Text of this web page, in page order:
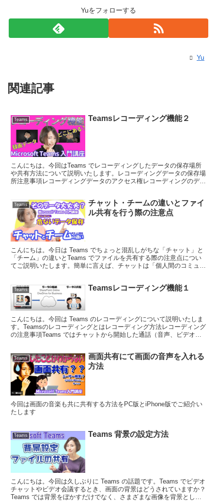
Yuをフォローする
Yu
関連記事
Teams Teamsレコーディング機能２
こんにちは。今回はTeams でレコーディングしたデータの保存場所
や共有方法について説明いたします。レコーディングデータの保存場
所注意事項レコーディングデータのアクセス権レコーディングのデー
Teams
チャット・チームの違いとファイ
ル共有を行う際の注意点
こんにちは。今日は Teams でちょっと混乱しがちな「チャット」と
「チーム」の違いとTeams でファイルを共有する際の注意点につい
てご説明いたします。簡単に言えば、チャットは「個人間のコミュニ
Teams Teamsレコーディング機能１
こんにちは。今回は Teams のレコーディングについて説明いたしま
す。Teamsのレコーディングとはレコーディング方法レコーディング
の注意事項Teams ではチャットから開始した通話（音声、ビデオ）
Teams
画面共有にて画面の音声を入れる
方法
今回は画面の音楽も共に共有する方法をPC版とiPhone版でご紹介い
たします
Teams Teams 背景の設定方法
こんにちは。今回は久しぶりに Teams の話題です。Teams でビデオ
チャットやビデオ会議するとき、画面の背景はどうされていますか？
Teams では背景をぼかすだけでなく、さまざまな画像を背景として